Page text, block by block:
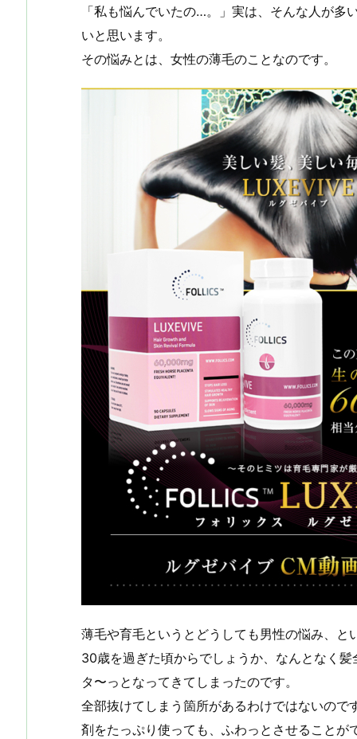
e
a
d
s
st
o
d
o
e
k
y
m
r
b
ar
d
n
o
p.
io
「私も悩んでいたの…。」実は、そんな人が
いと思います。
その悩みとは、女性の薄毛のことなのです。
薄毛や育毛というとどうしても男性の悩み、
30歳を過ぎた頃からでしょうか、なんとなく
タ〜っとなってきてしまったのです。
全部抜けてしまう箇所があるわけではないの
剤をたっぷり使っても、ふわっとさせること